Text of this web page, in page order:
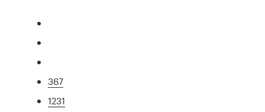
367
1231